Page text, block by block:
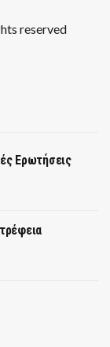
reserved
Ερωτήσεις